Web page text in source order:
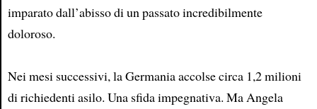
imparato dall’abisso di un passato incredibilmente
doloroso.
Nei mesi successivi, la Germania accolse circa 1,2 milioni
di richiedenti asilo. Una sfida impegnativa. Ma Angela